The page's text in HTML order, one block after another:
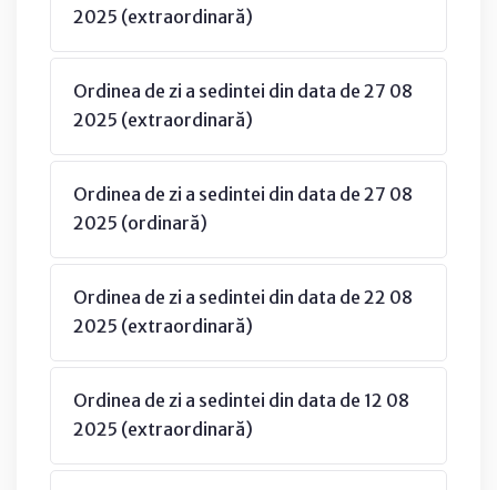
2025 (extraordinară)
Ordinea de zi a sedintei din data de 27 08
2025 (extraordinară)
Ordinea de zi a sedintei din data de 27 08
2025 (ordinară)
Ordinea de zi a sedintei din data de 22 08
2025 (extraordinară)
Ordinea de zi a sedintei din data de 12 08
2025 (extraordinară)